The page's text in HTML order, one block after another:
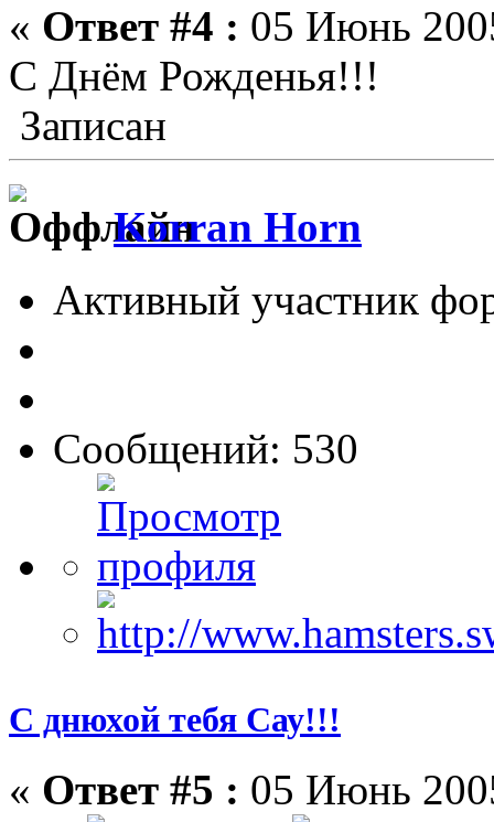
« Ответ #4 : 05 Июнь
С Днём Рожденья!!!
Записан
Korran Horn
Активный участник
Сообщений: 530
С днюхой тебя Сау!!!
« Ответ #5 : 05 Июнь